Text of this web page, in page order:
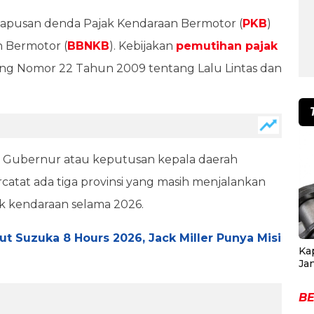
denda Pajak Kendaraan Bermotor (PKB)
Bermotor (BBNKB). Kebijakan pemutihan pajak
Nomor 22 Tahun 2009 tentang Lalu Lintas dan
atau keputusan kepala daerah
ada tiga provinsi yang masih menjalankan
selama 2026.
Suzuka 8 Hours 2026, Jack Miller Punya Misi